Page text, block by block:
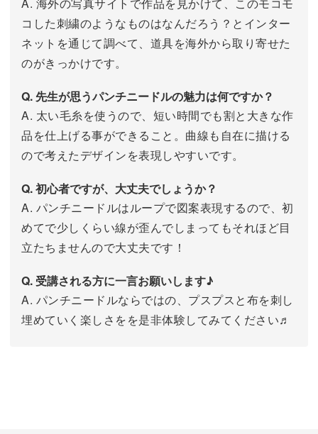
A. 海外の写真サイトで作品を見かけて、このモコモ
コした刺繍のようなものはなんだろう？とインター
ネットを通じて調べて、道具を海外から取り寄せた
のがきっかけです。
Q. 先生が思うパンチニードルの魅力は何ですか？
A. 太い毛糸を使うので、短い時間でも割と大きな作
品を仕上げる事ができること。曲線も自在に描ける
ので考えたデザインを表現しやすいです。
Q. 初心者ですが、大丈夫でしょうか？
A. パンチニードルはループで図案表現するので、初
めてで少しくらい線が歪んでしまってもそれほど目
立たちませんので大丈夫です！
Q. 受講される方に一言お願いします♪
A. パンチニードルならではの、プスプスと布を刺し
埋めていく楽しさをを是非体験してみてください♬